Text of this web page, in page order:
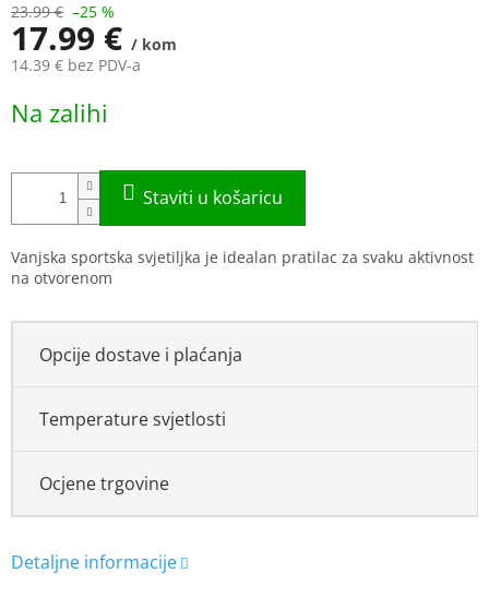
23.99 € –25 %
17.99 € / kom
14.39 € bez PDV-a
price:
Na zalihi
Vanjska sportska svjetiljka je idealan pratilac za svaku aktivnost
na otvorenom
Opcije dostave i plaćanja
Temperature svjetlosti
Ocjene trgovine